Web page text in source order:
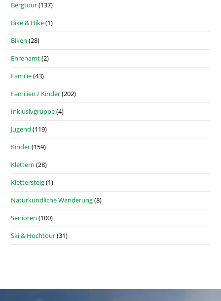
Bergtour(137)
Bike & Hike(1)
Biken (28)
Ehrenamt(2)
Familie(43)
Familien / Kinder(202)
Inklusivgruppe(4)
Jugend (119)
Kinder(159)
Klettern (28)
Klettersteig(1)
Naturkundliche Wanderung(8)
Senioren (100)
Ski & Hochtour(31)